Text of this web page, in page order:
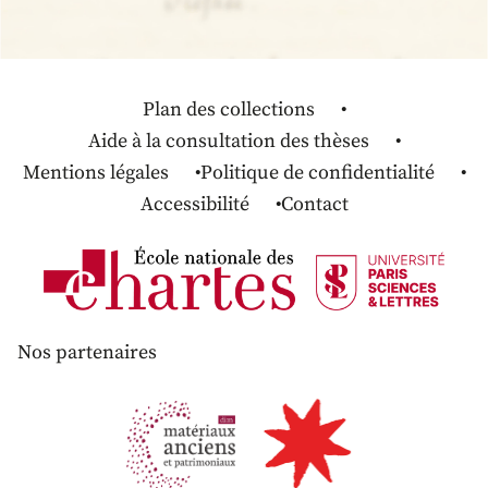
Plan des collections
Aide à la consultation des thèses
Mentions légales
Politique de confidentialité
Accessibilité
Contact
Nos partenaires